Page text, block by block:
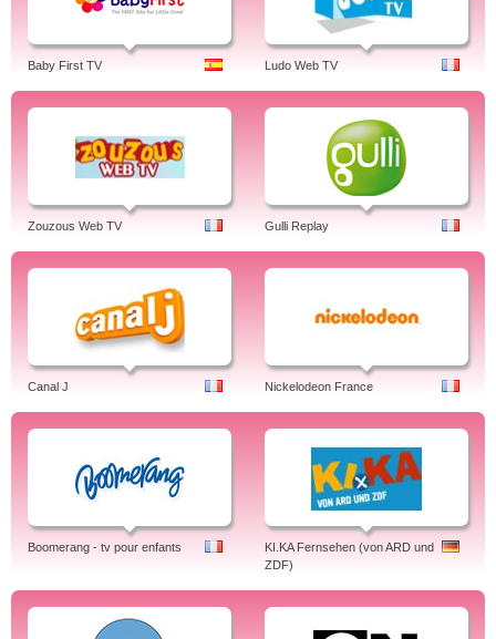
Baby First TV Ludo Web TV
Zouzous Web TV Gulli Replay
Canal J Nickelodeon France
Boomerang - tv pour enfants
KI.KA Fernsehen (von ARD und
ZDF)